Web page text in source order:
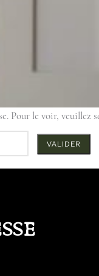
Pour le voir, veuillez